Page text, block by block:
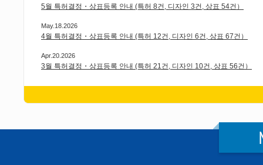
5월 특허결정・상표등록 안내 (특허 8건, 디자인 3건, 상표 54건）
May.18.2026
4월 특허결정・상표등록 안내 (특허 12건, 디자인 6건, 상표 67건）
Apr.20.2026
3월 특허결정・상표등록 안내 (특허 21건, 디자인 10건, 상표 56건）